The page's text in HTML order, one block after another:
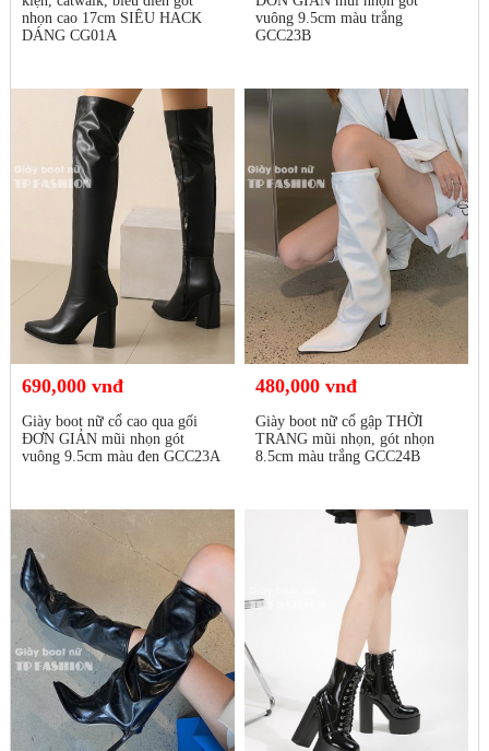
nhọn cao 17cm SIÊU HACK
DÁNG CG01A
vuông 9.5cm màu trắng
GCC23B
690,000 vnđ
Giày boot nữ cổ cao qua gối
ĐƠN GIẢN mũi nhọn gót
vuông 9.5cm màu đen GCC23A
480,000 vnđ
Giày boot nữ cổ gập THỜI
TRANG mũi nhọn, gót nhọn
8.5cm màu trắng GCC24B